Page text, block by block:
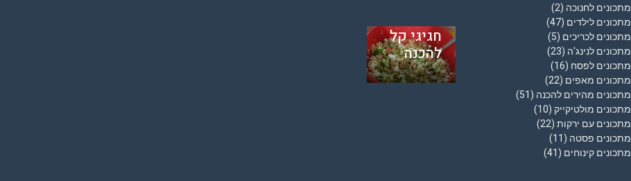
מתכונים לחנוכה (2)
מתכונים לילדים (47)
מתכונים לכריכים (5)
מתכונים לנינג'ה (23)
מתכונים לפסח (16)
מתכונים מאפים (22)
מתכונים מהירים להכנה (51)
מתכונים מולטיקייק (10)
מתכונים עם ירקות (22)
מתכונים פסטה (11)
מתכונים קינוחים (41)
חגיגי קל
להכנה